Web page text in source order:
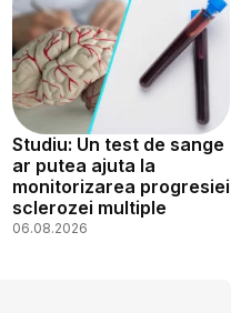
Studiu: Un test de sange
ar putea ajuta la
monitorizarea progresiei
sclerozei multiple
06.08.2026